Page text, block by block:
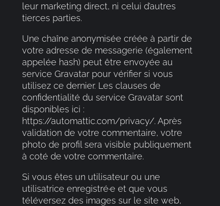
leur marketing direct, ni celui d’autres
tierces parties.
Une chaîne anonymisée créée à partir de
votre adresse de messagerie (également
appelée hash) peut être envoyée au
service Gravatar pour vérifier si vous
utilisez ce dernier. Les clauses de
confidentialité du service Gravatar sont
disponibles ici :
https://automattic.com/privacy/. Après
validation de votre commentaire, votre
photo de profil sera visible publiquement
à coté de votre commentaire.
Si vous êtes un utilisateur ou une
utilisatrice enregistré·e et que vous
téléversez des images sur le site web,